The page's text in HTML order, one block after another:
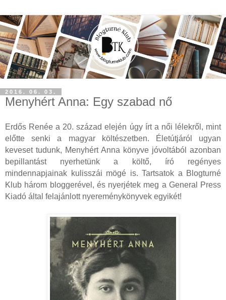
2016. 06. 03.
Menyhért Anna: Egy szabad nő
Erdős Renée a 20. század elején úgy írt a női lélekről, mint
előtte senki a magyar költészetben. Életútjáról ugyan
keveset tudunk, Menyhért Anna könyve jóvoltából azonban
bepillantást nyerhetünk a költő, író regényes
mindennapjainak kulisszái mögé is. Tartsatok a Blogturné
Klub három bloggerével, és nyerjétek meg a General Press
Kiadó által felajánlott nyereménykönyvek egyikét!